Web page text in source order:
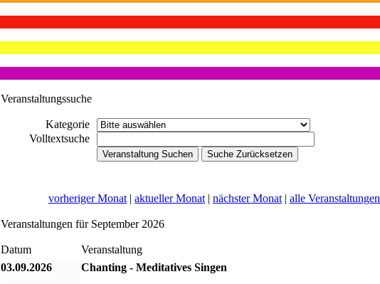
Veranstaltungssuche
Kategorie
Volltextsuche
vorheriger Monat | aktueller Monat | nächster Monat | alle Veranstaltungen
Veranstaltungen für September 2026
Datum
Veranstaltung
03.09.2026
Chanting - Meditatives Singen